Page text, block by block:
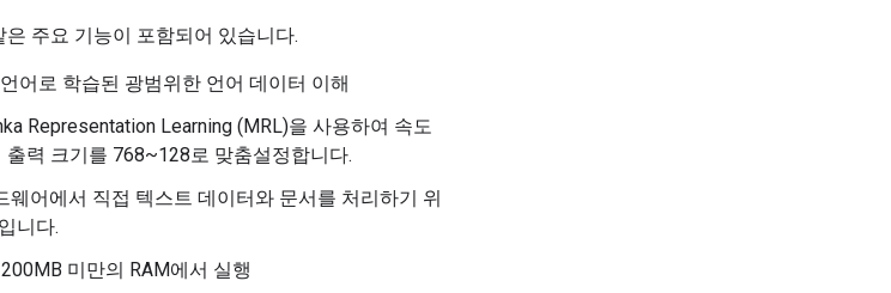
주요 기능이 포함되어 있습니다.
어로 학습된 광범위한 언어 데이터 이해
Representation Learning (MRL)을 사용하여 속도
력 크기를 768~128로 맞춤설정합니다.
웨어에서 직접 텍스트 데이터와 문서를 처리하기 위
니다.
미만의 RAM에서 실행